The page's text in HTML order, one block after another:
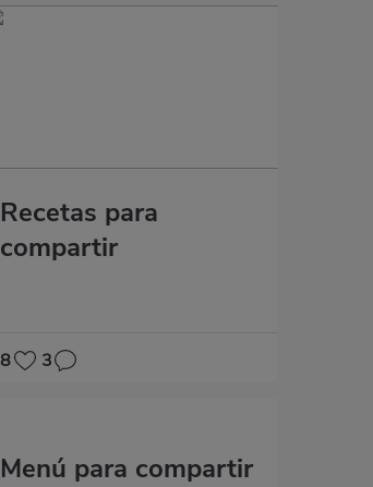
Recetas para
compartir
8 3
M​​enú para compartir